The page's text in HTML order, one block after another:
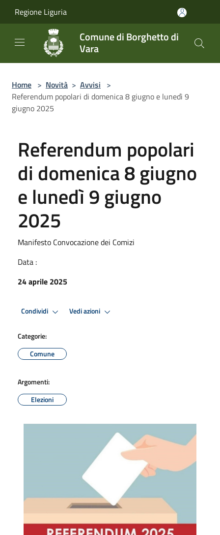
Regione Liguria
Comune di Borghetto di
Vara
Home > Novità > Avvisi >
Referendum popolari di domenica 8 giugno e lunedì 9
giugno 2025
Referendum popolari
di domenica 8 giugno
e lunedì 9 giugno
2025
Manifesto Convocazione dei Comizi
Data :
24 aprile 2025
Condividi Vedi azioni
Categorie:
Comune
Argomenti:
Elezioni